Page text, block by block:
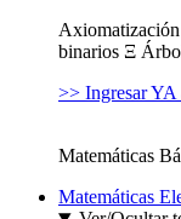
binarios Ξ
>> Ingresar YA
Matemáticas
Matemáticas